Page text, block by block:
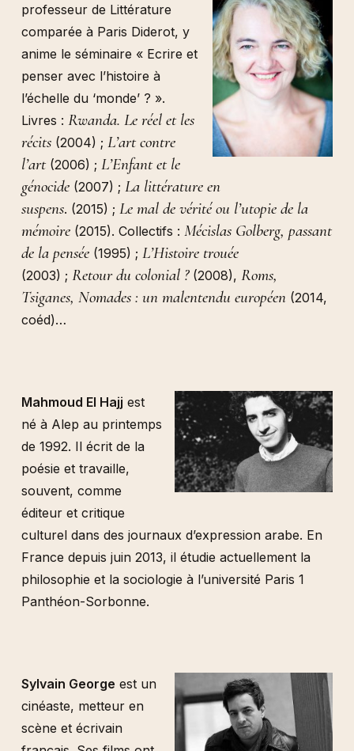
professeur de Littérature
comparée à Paris Diderot, y
anime le séminaire « Ecrire et
penser avec l’histoire à
l’échelle du ‘monde’ ? ».
Livres : Rwanda. Le réel et les
récits(2004) ; L’art contre
l’art(2006) ; L’Enfant et le
génocide (2007) ; La littérature en
suspens. (2015) ; Le mal de vérité ou l’utopie de la
mémoire(2015). Collectifs : Mécislas Golberg, passant
de la pensée (1995) ; L’Histoire trouée
(2003) ; Retour du colonial ?(2008), Roms,
Tsiganes, Nomades : un malentendu européen(2014,
coéd)…
Mahmoud El Hajj est
né à Alep au printemps
de 1992. Il écrit de la
poésie et travaille,
souvent, comme
éditeur et critique
culturel dans des journaux d’expression arabe. En
France depuis juin 2013, il étudie actuellement la
philosophie et la sociologie à l’université Paris 1
Panthéon-Sorbonne.
Sylvain George est un
cinéaste, metteur en
scène et écrivain